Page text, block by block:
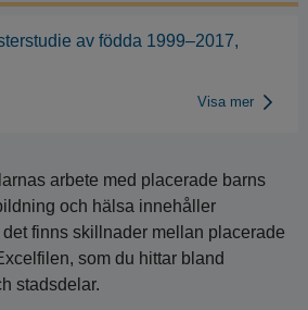
av födda 1999–2017,
Visa mer
arbete med placerade barns
och hälsa innehåller
finns skillnader mellan placerade
som du hittar bland
stadsdelar.